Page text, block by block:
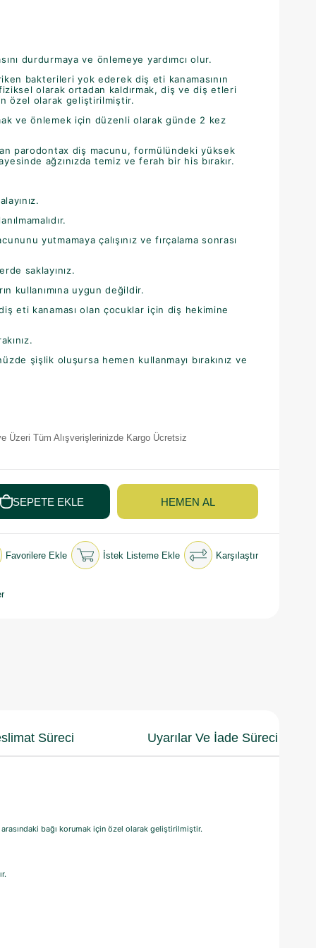
durdurmaya ve önlemeye yardımcı olur.
bakterileri yok ederek diş eti kanamasının
olarak ortadan kaldırmak, diş ve diş etleri
özel olarak geliştirilmiştir.
ve önlemek için düzenli olarak günde 2 kez
parodontax diş macunu, formülündeki yüksek
ağzınızda temiz ve ferah bir his bırakır.
yutmamaya çalışınız ve fırçalama sonrası
saklayınız.
kullanımına uygun değildir.
eti kanaması olan çocuklar için diş hekimine
şişlik oluşursa hemen kullanmayı bırakınız ve
Üzeri Tüm Alışverişlerinizde Kargo Ücretsiz
Favorilere Ekle İstek Listeme Ekle Karşılaştır
Süreci Uyarılar Ve İade Süreci
bağı korumak için özel olarak geliştirilmiştir.